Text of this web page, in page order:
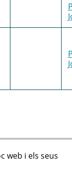
web i els seus